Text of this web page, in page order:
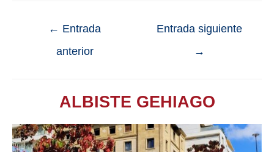
← Entrada
anterior
Entrada siguiente
→
ALBISTE GEHIAGO